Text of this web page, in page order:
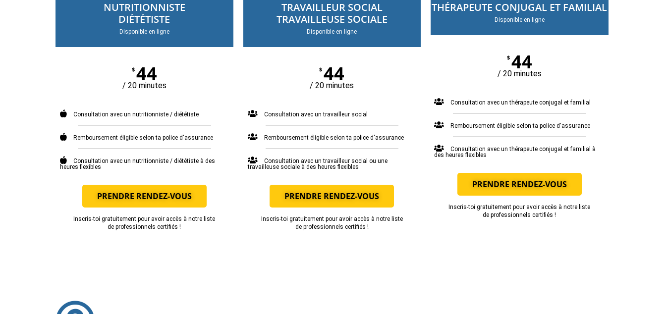
NUTRITIONNISTE
DIÉTÉTISTE
Disponible en ligne
$ 44
/ 20 minutes
Consultation avec un nutritionniste / diététiste
Remboursement éligible selon ta police d'assurance
Consultation avec un nutritionniste / diététiste à des
heures flexibles
PRENDRE RENDEZ-VOUS
Inscris-toi gratuitement pour avoir accès à notre liste
de professionnels certifiés !
TRAVAILLEUR SOCIAL
TRAVAILLEUSE SOCIALE
Disponible en ligne
$ 44
/ 20 minutes
Consultation avec un travailleur social
Remboursement éligible selon ta police d'assurance
Consultation avec un travailleur social ou une
travailleuse sociale à des heures flexibles
PRENDRE RENDEZ-VOUS
Inscris-toi gratuitement pour avoir accès à notre liste
de professionnels certifiés !
THÉRAPEUTE CONJUGAL ET FAMILIAL
Disponible en ligne
$ 44
/ 20 minutes
Consultation avec un thérapeute conjugal et familial
Remboursement éligible selon ta police d'assurance
Consultation avec un thérapeute conjugal et familial à
des heures flexibles
PRENDRE RENDEZ-VOUS
Inscris-toi gratuitement pour avoir accès à notre liste
de professionnels certifiés !